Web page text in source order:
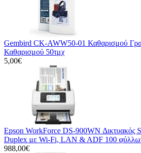
Gembird CK-AWW50-01 Καθαρισμού
Καθαρισμού 50τμχ
5,00€
Epson WorkForce DS-900WN Δικτυακός
Duplex με Wi-Fi, LAN & ADF 100
988,00€